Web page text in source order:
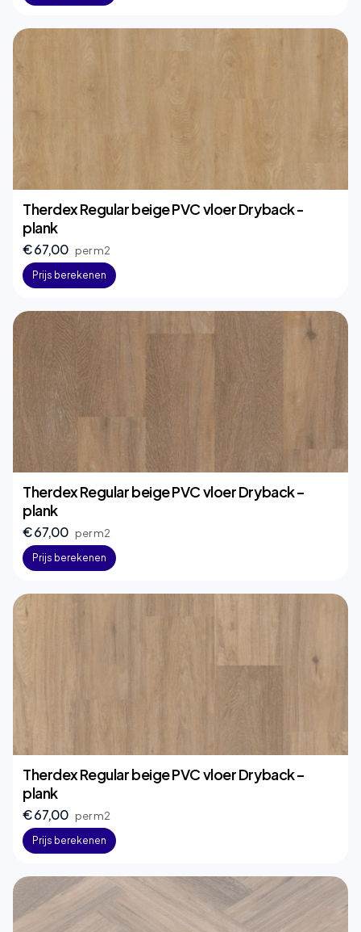
Therdex Regular beige PVC vloer Dryback -
plank
€ 67,00 per m2
Prijs berekenen
Therdex Regular beige PVC vloer Dryback –
plank
€ 67,00 per m2
Prijs berekenen
Therdex Regular beige PVC vloer Dryback –
plank
€ 67,00 per m2
Prijs berekenen